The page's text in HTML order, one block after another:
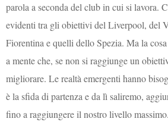
parola a seconda del club in cui si lavora.
evidenti tra gli obiettivi del Liverpool, del
Fiorentina e quelli dello Spezia. Ma la
a mente che, se non si raggiunge un
migliorare. Le realtà emergenti hanno
è la sfida di partenza e da lì saliremo,
fino a raggiungere il nostro livello